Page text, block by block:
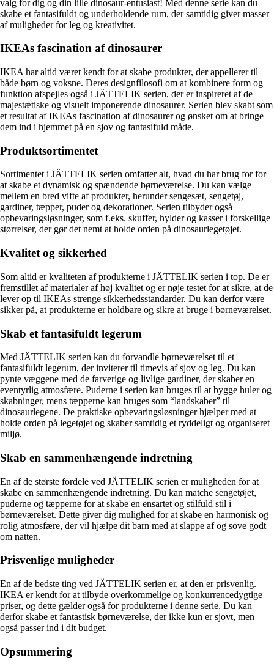
valg for dig og din lille dinosaur-entusiast! Med denne serie kan du
skabe et fantasifuldt og underholdende rum, der samtidig giver masser
af muligheder for leg og kreativitet.
IKEAs fascination af dinosaurer
IKEA har altid været kendt for at skabe produkter, der appellerer til
både børn og voksne. Deres designfilosofi om at kombinere form og
funktion afspejles også i JÄTTELIK serien, der er inspireret af de
majestætiske og visuelt imponerende dinosaurer. Serien blev skabt som
et resultat af IKEAs fascination af dinosaurer og ønsket om at bringe
dem ind i hjemmet på en sjov og fantasifuld måde.
Produktsortimentet
Sortimentet i JÄTTELIK serien omfatter alt, hvad du har brug for for
at skabe et dynamisk og spændende børneværelse. Du kan vælge
mellem en bred vifte af produkter, herunder sengesæt, sengetøj,
gardiner, tæpper, puder og dekorationer. Serien tilbyder også
opbevaringsløsninger, som f.eks. skuffer, hylder og kasser i forskellige
størrelser, der gør det nemt at holde orden på dinosaurlegetøjet.
Kvalitet og sikkerhed
Som altid er kvaliteten af produkterne i JÄTTELIK serien i top. De er
fremstillet af materialer af høj kvalitet og er nøje testet for at sikre, at de
lever op til IKEAs strenge sikkerhedsstandarder. Du kan derfor være
sikker på, at produkterne er holdbare og sikre at bruge i børneværelset.
Skab et fantasifuldt legerum
Med JÄTTELIK serien kan du forvandle børneværelset til et
fantasifuldt legerum, der inviterer til timevis af sjov og leg. Du kan
pynte væggene med de farverige og livlige gardiner, der skaber en
eventyrlig atmosfære. Puderne i serien kan bruges til at bygge huler og
skabninger, mens tæpperne kan bruges som “landskaber” til
dinosaurlegene. De praktiske opbevaringsløsninger hjælper med at
holde orden på legetøjet og skaber samtidig et ryddeligt og organiseret
miljø.
Skab en sammenhængende indretning
En af de største fordele ved JÄTTELIK serien er muligheden for at
skabe en sammenhængende indretning. Du kan matche sengetøjet,
puderne og tæpperne for at skabe en ensartet og stilfuld stil i
børneværelset. Dette giver dig mulighed for at skabe en harmonisk og
rolig atmosfære, der vil hjælpe dit barn med at slappe af og sove godt
om natten.
Prisvenlige muligheder
En af de bedste ting ved JÄTTELIK serien er, at den er prisvenlig.
IKEA er kendt for at tilbyde overkommelige og konkurrencedygtige
priser, og dette gælder også for produkterne i denne serie. Du kan
derfor skabe et fantastisk børneværelse, der ikke kun er sjovt, men
også passer ind i dit budget.
Opsummering